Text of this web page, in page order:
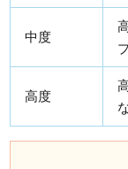
中度
高度